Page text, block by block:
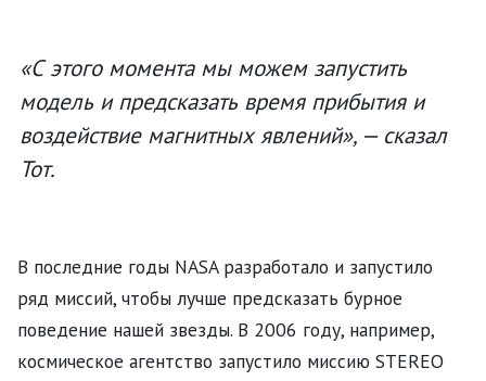
«С этого момента мы можем запустить
модель и предсказать время прибытия и
воздействие магнитных явлений», — сказал
Тот.
В последние годы NASA разработало и запустило
ряд миссий, чтобы лучше предсказать бурное
поведение нашей звезды. В 2006 году, например,
космическое агентство запустило миссию STEREO